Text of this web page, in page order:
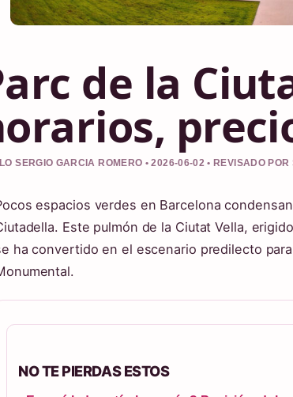
de la
SERGIO GARCIA ROMERO • 2026-06-02 • REVISADO
espacios verdes en Barcelona
Este pulmón de la Ciutat Vella,
ha convertido en el escenario predilecto
NO TE PIERDAS ESTOS